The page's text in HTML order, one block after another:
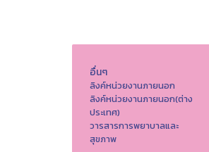
อื่นๆ
ลิงค์หน่วยงานภายนอก
ลิงค์หน่วยงานภายนอก(ต่าง
ประเทศ)
วารสารการพยาบาลและ
สุขภาพ